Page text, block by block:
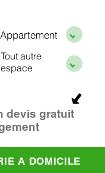
Appartement
Tout autre
espace
devis gratuit
A DOMICILE